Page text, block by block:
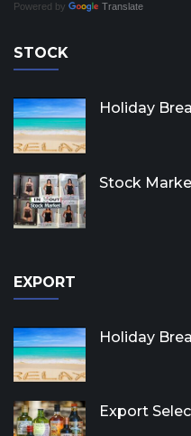
Powered by Translate
STOCK
Holiday
Stock
EXPORT
Holiday
Export